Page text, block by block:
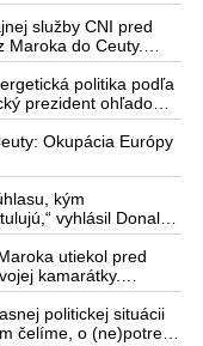
služby CNI pred
Maroka do Ceuty.
exklávy na
politika podľa
prezident ohľadom
USA bola na
útok od druhej
Okupácia Európy
kým
vyhlásil Donald
jadrovú zbraň!“
utiekol pred
kamarátky.
potvrdila, že
Afriky, ale
politickej situácii
čelíme, o (ne)potrebe